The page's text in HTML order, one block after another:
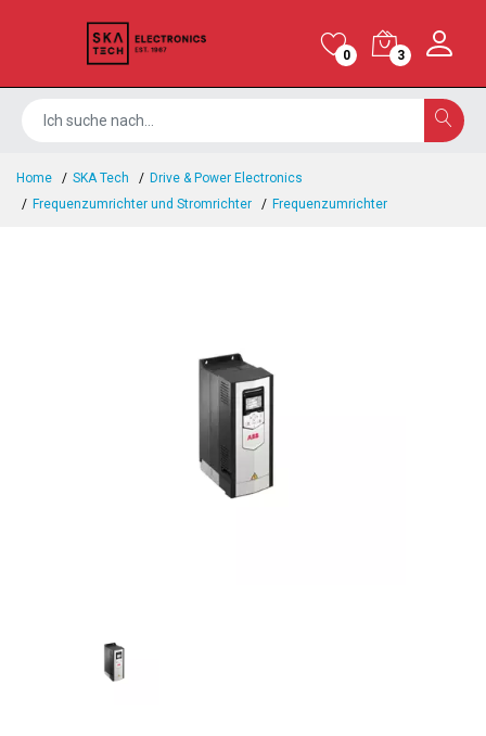
0 3
Home SKA Tech
Drive & Power Electronics
Frequenzumrichter und Stromrichter
Frequenzumrichter